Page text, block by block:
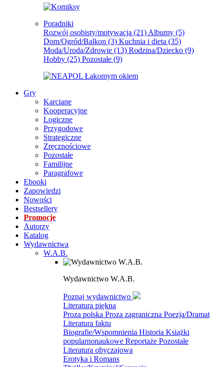
Poradniki
Rozwój osobisty/motywacja (21) Albumy (5)
Dom/Ogród/Balkon (3) Kuchnia i dieta (35)
Moda/Uroda/Zdrowie (13) Rodzina/Dziecko (9)
Hobby (25) Pozostałe (9)
Gry
Karciane
Kooperacyjne
Logiczne
Przygodowe
Strategiczne
Zręcznościowe
Pozostałe
Familijne
Paragrafowe
Ebooki
Zapowiedzi
Nowości
Bestsellery
Promocje
Autorzy
Katalog
Wydawnictwa
W.A.B.
Wydawnictwo W.A.B.
Poznaj wydawnictwo
Literatura piękna
Proza polska Proza zagraniczna Poezja/Dramat
Literatura faktu
Biografie/Wspomnienia Historia Książki
popularnonaukowe Reportaże Pozostałe
Literatura obyczajowa
Erotyka i Romans